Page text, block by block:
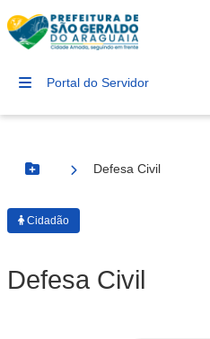
Portal do Servidor
Botão Menu
Defesa Civil
Cidadão
Defesa Civil